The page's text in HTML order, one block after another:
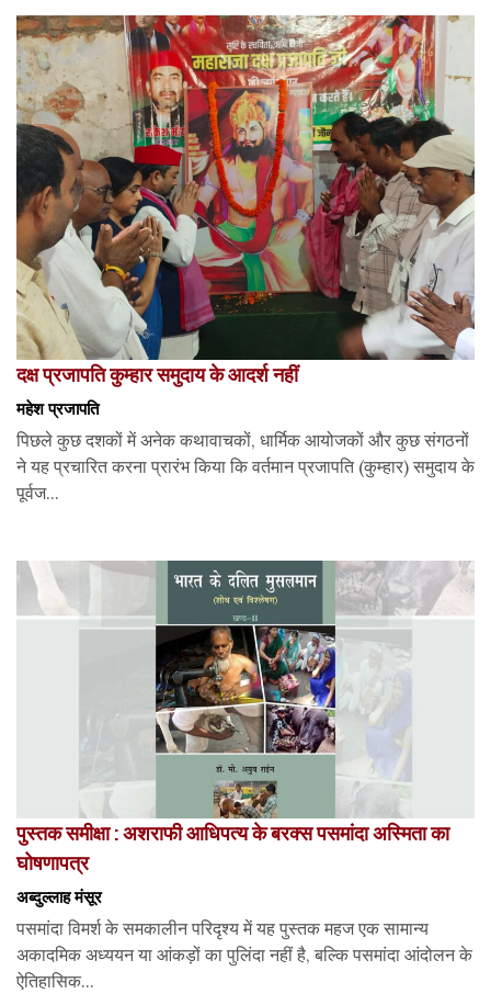
दक्ष प्रजापति कुम्हार समुदाय के आदर्श नहीं
महेश प्रजापति
पिछले कुछ दशकों में अनेक कथावाचकों, धार्मिक आयोजकों और कुछ संगठनों
ने यह प्रचारित करना प्रारंभ किया कि वर्तमान प्रजापति (कुम्हार) समुदाय के
पूर्वज...
पुस्तक समीक्षा : अशराफी आधिपत्य के बरक्स पसमांदा अस्मिता का
घोषणापत्र
अब्दुल्लाह मंसूर
पसमांदा विमर्श के समकालीन परिदृश्य में यह पुस्तक महज एक सामान्य
अकादमिक अध्ययन या आंकड़ों का पुलिंदा नहीं है, बल्कि पसमांदा आंदोलन के
ऐतिहासिक...